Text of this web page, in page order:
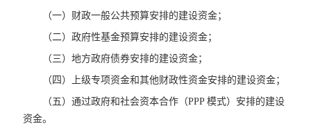
（一）财政一般公共预算安排的建设资金；
（二）政府性基金预算安排的建设资金；
（三）地方政府债券安排的建设资金；
（四）上级专项资金和其他财政性资金安排的建设资金；
（五）通过政府和社会资本合作（PPP 模式）安排的建设
资金。